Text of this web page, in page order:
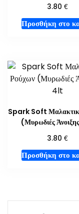
3.80€
Προσθήκη στο
Spark Soft
(Μυρωδιές
3.80€
Προσθήκη στο